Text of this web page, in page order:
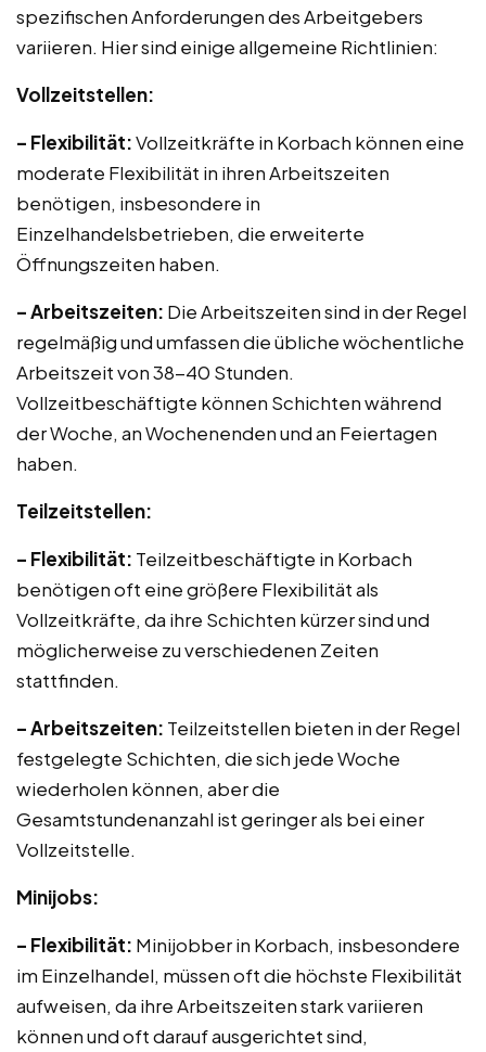
spezifischen Anforderungen des Arbeitgebers
variieren. Hier sind einige allgemeine Richtlinien:
Vollzeitstellen:
– Flexibilität:Vollzeitkräfte in Korbach können eine
moderate Flexibilität in ihren Arbeitszeiten
benötigen, insbesondere in
Einzelhandelsbetrieben, die erweiterte
Öffnungszeiten haben.
– Arbeitszeiten: Die Arbeitszeiten sind in der Regel
regelmäßig und umfassen die übliche wöchentliche
Arbeitszeit von 38-40 Stunden.
Vollzeitbeschäftigte können Schichten während
der Woche, an Wochenenden und an Feiertagen
haben.
Teilzeitstellen:
– Flexibilität: Teilzeitbeschäftigte in Korbach
benötigen oft eine größere Flexibilität als
Vollzeitkräfte, da ihre Schichten kürzer sind und
möglicherweise zu verschiedenen Zeiten
stattfinden.
– Arbeitszeiten: Teilzeitstellen bieten in der Regel
festgelegte Schichten, die sich jede Woche
wiederholen können, aber die
Gesamtstundenanzahl ist geringer als bei einer
Vollzeitstelle.
Minijobs:
– Flexibilität: Minijobber in Korbach, insbesondere
im Einzelhandel, müssen oft die höchste Flexibilität
aufweisen, da ihre Arbeitszeiten stark variieren
können und oft darauf ausgerichtet sind,